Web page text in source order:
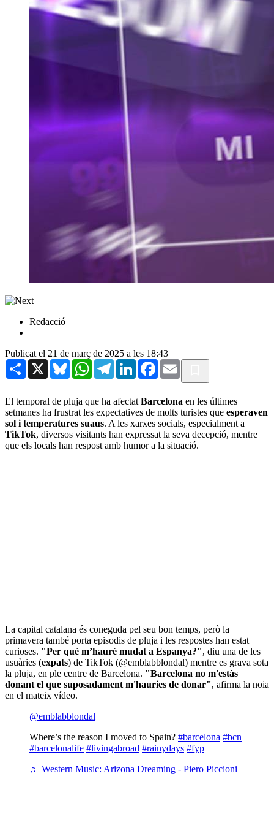
Redacció
Publicat el 21 de març de 2025 a les 18:43
Share X BlueskyWhatsAppTelegramLinkedInFacebook
Email
El temporal de pluja que ha afectat Barcelona en les últimes
setmanes ha frustrat les expectatives de molts turistes que esperaven
sol i temperatures suaus. A les xarxes socials, especialment a
TikTok, diversos visitants han expressat la seva decepció, mentre
que els locals han respost amb humor a la situació.
La capital catalana és coneguda pel seu bon temps, però la
primavera també porta episodis de pluja i les respostes han estat
curioses. "Per què m’hauré mudat a Espanya?", diu una de les
usuàries (expats) de TikTok (@emblabblondal) mentre es grava sota
la pluja, en ple centre de Barcelona. "Barcelona no m'estàs
donant el que suposadament m'hauries de donar", afirma la noia
en el mateix vídeo.
@emblabblondal
Where’s the reason I moved to Spain? #barcelona #bcn
#barcelonalife #livingabroad #rainydays #fyp
♬ Western Music: Arizona Dreaming - Piero Piccioni